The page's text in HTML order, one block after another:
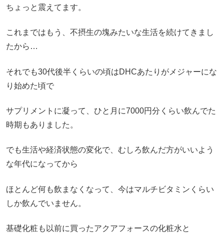
ちょっと震えてます。
これまではもう、不摂生の塊みたいな生活を続けてきまし
たから…
それでも30代後半くらいの頃はDHCあたりがメジャーにな
り始めた頃で
サプリメントに凝って、ひと月に7000円分くらい飲んでた
時期もありました。
でも生活や経済状態の変化で、むしろ飲んだ方がいいよう
な年代になってから
ほとんど何も飲まなくなって、今はマルチビタミンくらい
しか飲んでいません。
基礎化粧も以前に買ったアクアフォースの化粧水と